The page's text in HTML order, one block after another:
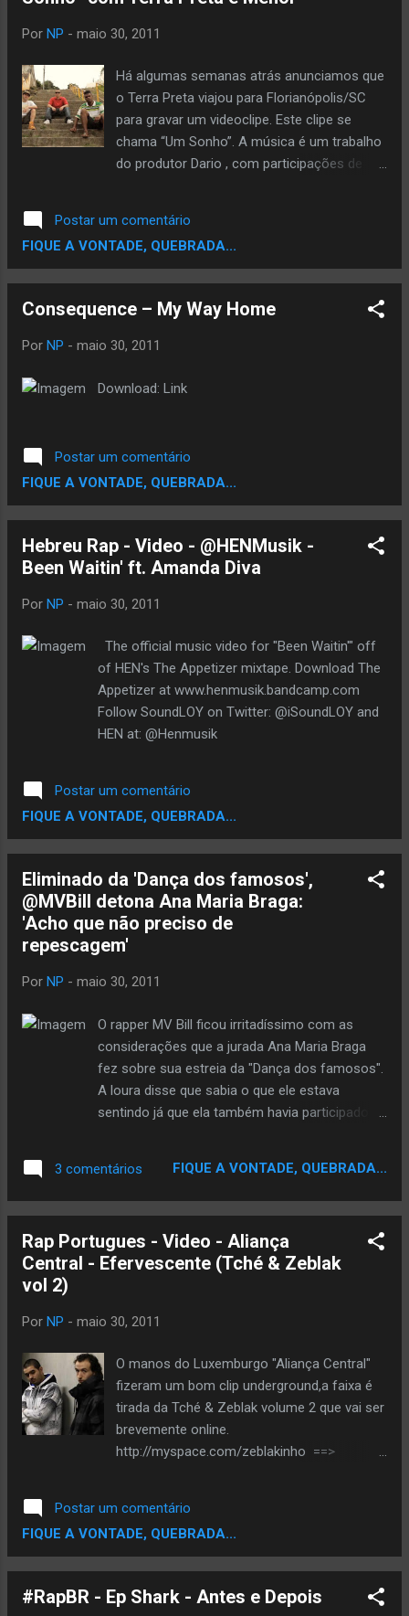
Por NP - maio 30, 2011
Há algumas semanas atrás anunciamos que
o Terra Preta viajou para Florianópolis/SC
para gravar um videoclipe. Este clipe se
chama “Um Sonho”. A música é um trabalho
do produtor Dario , com participações de
abaixo:
Postar um comentário
FIQUE A VONTADE, QUEBRADA...
Consequence – My Way Home
Por NP - maio 30, 2011
Download: Link
Postar um comentário
FIQUE A VONTADE, QUEBRADA...
Hebreu Rap - Video - @HENMusik -
Been Waitin' ft. Amanda Diva
Por NP - maio 30, 2011
The official music video for "Been Waitin'" off
of HEN's The Appetizer mixtape. Download The
Appetizer at www.henmusik.bandcamp.com
Follow SoundLOY on Twitter: @iSoundLOY and
HEN at: @Henmusik
Postar um comentário
FIQUE A VONTADE, QUEBRADA...
Eliminado da 'Dança dos famosos',
@MVBill detona Ana Maria Braga:
'Acho que não preciso de
repescagem'
Por NP - maio 30, 2011
O rapper MV Bill ficou irritadíssimo com as
considerações que a jurada Ana Maria Braga
fez sobre sua estreia da "Dança dos famosos".
A loura disse que sabia o que ele estava
sentindo já que ela também havia participado
oficial, o rapper, que ainda atua em "Malhação",
esculhambou a apresentadora do "Mais você".
internet para atacar a dona do "Mais você". Em
seu Twitter, ele detonou: "Se a jurada mais
f...! A vida continua". Bill ainda continuou:
"Chega!! Vou pra casa ascender (sic) uma luz,
uma luz que me conduza a um lugar que não
tenha culinária de futilidade nem modelo com
cérebro de ervilha", escreveu ele, referindo-se à
entre os jurados. MV Bill ameaçou ainda não ...
3 comentários FIQUE A VONTADE, QUEBRADA...
Rap Portugues - Video - Aliança
Central - Efervescente (Tché & Zeblak
vol 2)
Por NP - maio 30, 2011
O manos do Luxemburgo "Aliança Central"
fizeram um bom clip underground,a faixa é
tirada da Tché & Zeblak volume 2 que vai ser
brevemente online.
http://myspace.com/zeblakinho ==>
Facebook Zeblak
http://zeblakinho.skyblog.com ==> Blog
Zeblak
Postar um comentário
FIQUE A VONTADE, QUEBRADA...
#RapBR - Ep Shark - Antes e Depois